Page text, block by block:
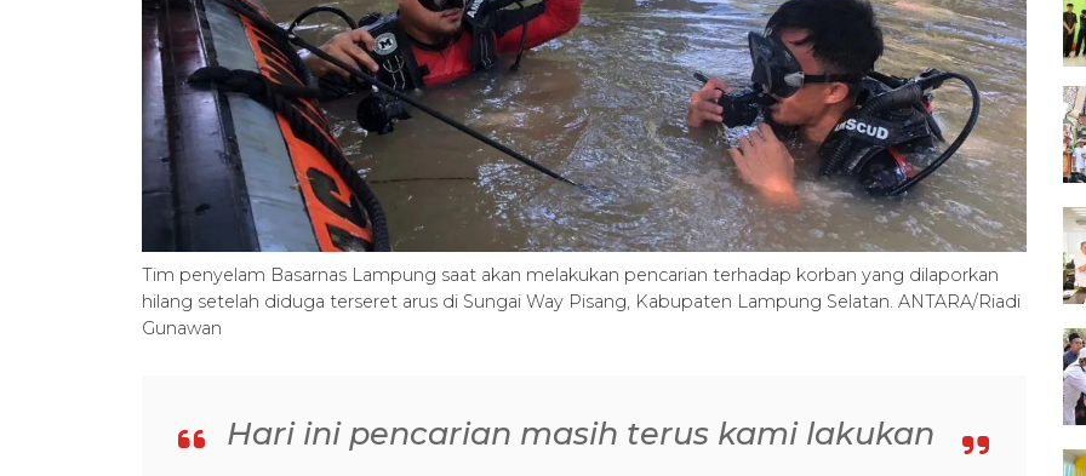
Tim penyelam Basarnas Lampung saat akan melakukan pencarian terhadap korban yang dilaporkan
hilang setelah diduga terseret arus di Sungai Way Pisang, Kabupaten Lampung Selatan. ANTARA/Riadi
Gunawan
Hari ini pencarian masih terus kami lakukan